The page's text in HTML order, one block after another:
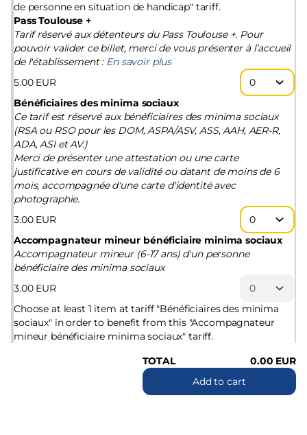
de personne en situation de handicap" tariff.
Pass Toulouse +
Tarif réservé aux détenteurs du Pass Toulouse +. Pour
pouvoir valider ce billet, merci de vous présenter à l’accueil
de l'établissement : En savoir plus
5.00 EUR
Bénéficiaires des minima sociaux
Ce tarif est réservé aux bénéficiaires des minima sociaux
(RSA ou RSO pour les DOM, ASPA/ASV, ASS, AAH, AER-R,
ADA, ASI et AV.)
Merci de présenter une attestation ou une carte
justificative en cours de validité ou datant de moins de 6
mois, accompagnée d'une carte d'identité avec
photographie.
3.00 EUR
Accompagnateur mineur bénéficiaire minima sociaux
Accompagnateur mineur (6-17 ans) d'un personne
bénéficiaire des minima sociaux
3.00 EUR
Choose at least 1 item at tariff "Bénéficiaires des minima
sociaux" in order to benefit from this "Accompagnateur
mineur bénéficiaire minima sociaux" tariff.
TOTAL
0.00 EUR
Add to cart